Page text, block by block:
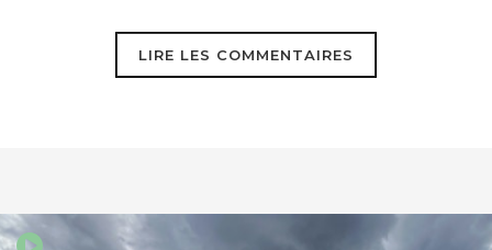
compassion dévoyée.
nombreux, depuis qu’elle existe, ont
LIRE LES COMMENTAIRES